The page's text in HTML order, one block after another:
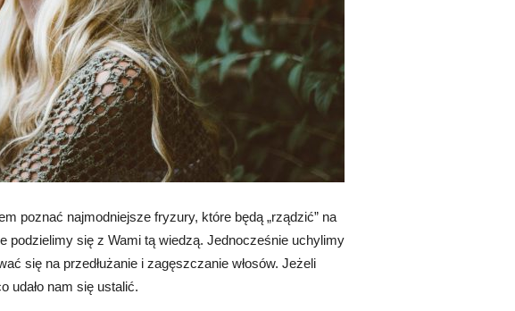
poznać najmodniejsze fryzury, które będą „rządzić” na
podzielimy się z Wami tą wiedzą. Jednocześnie uchylimy
się na przedłużanie i zagęszczanie włosów. Jeżeli
udało nam się ustalić.